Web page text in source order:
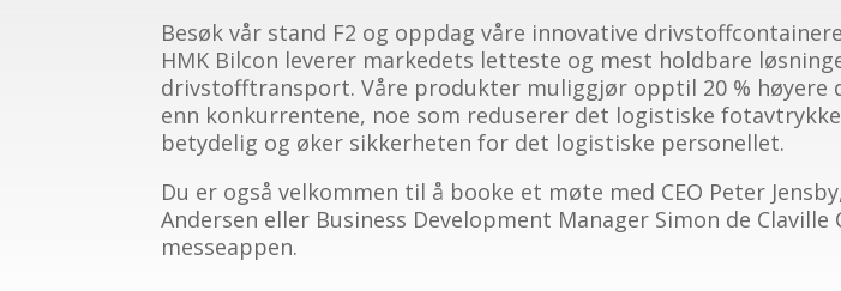
Besøk vår stand F2 og oppdag våre innovative
HMK Bilcon leverer markedets letteste og mest holdbare
drivstofftransport. Våre produkter muliggjør opptil 20 % høyere
enn konkurrentene, noe som reduserer det logistiske
betydelig og øker sikkerheten for det logistiske personellet.
Du er også velkommen til å booke et møte med CEO Peter
Andersen eller Business Development Manager Simon de Claville
messeappen.